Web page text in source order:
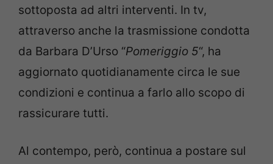
sottoposta ad altri interventi. In tv,
attraverso anche la trasmissione condotta
da Barbara D’Urso “Pomeriggio 5“, ha
aggiornato quotidianamente circa le sue
condizioni e continua a farlo allo scopo di
rassicurare tutti.
Al contempo, però, continua a postare sul